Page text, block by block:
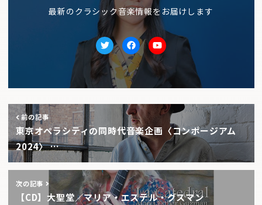
最新のクラシック音楽情報をお届けします
TwitterfacebookYoutube
前の記事
東京オペラシティの同時代音楽企画〈コンポージアム
2024〉 …
次の記事
【CD】大聖堂／マリア・エステル・グスマン